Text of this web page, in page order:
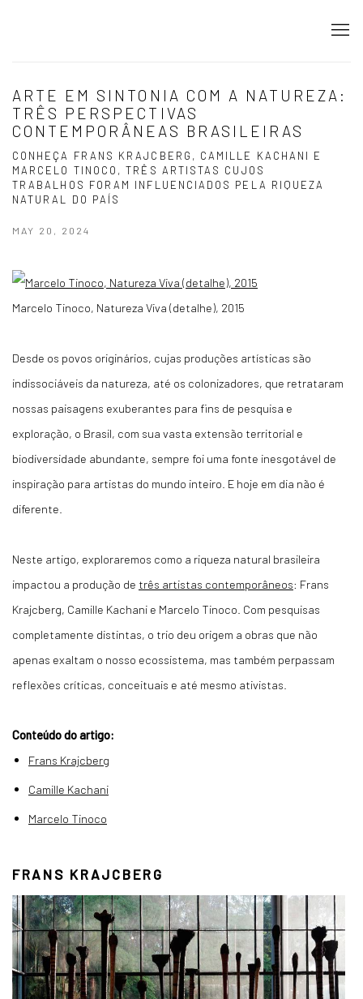
ARTE EM SINTONIA COM A NATUREZA:
TRÊS PERSPECTIVAS
CONTEMPORÂNEAS BRASILEIRAS
CONHEÇA FRANS KRAJCBERG, CAMILLE KACHANI E
MARCELO TINOCO, TRÊS ARTISTAS CUJOS
TRABALHOS FORAM INFLUENCIADOS PELA RIQUEZA
NATURAL DO PAÍS
MAY 20, 2024
Marcelo Tinoco, Natureza Viva (detalhe), 2015
Desde os povos originários, cujas produções artísticas são
indissociáveis da natureza, até os colonizadores, que retrataram
nossas paisagens exuberantes para fins de pesquisa e
exploração, o Brasil, com sua vasta extensão territorial e
biodiversidade abundante, sempre foi uma fonte inesgotável de
inspiração para artistas do mundo inteiro. E hoje em dia não é
diferente.
Neste artigo, exploraremos como a riqueza natural brasileira
impactou a produção de três artistas contemporâneos: Frans
Krajcberg, Camille Kachani e Marcelo Tinoco. Com pesquisas
completamente distintas, o trio deu origem a obras que não
apenas exaltam o nosso ecossistema, mas também perpassam
reflexões críticas, conceituais e até mesmo ativistas.
Conteúdo do artigo:
Frans Krajcberg
Camille Kachani
Marcelo Tinoco
FRANS KRAJCBERG